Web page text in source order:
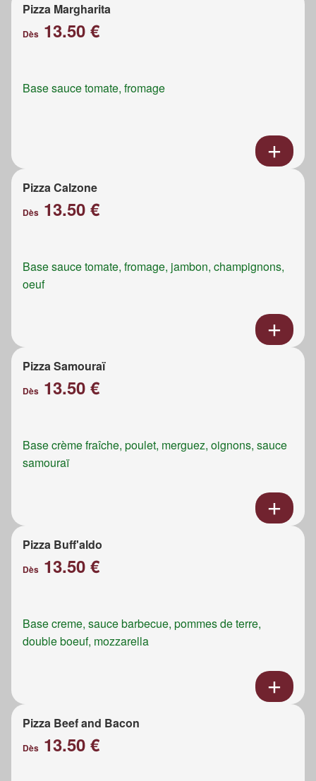
Pizza Margharita
Dès 13.50 €
Base sauce tomate, fromage
Pizza Calzone
Dès 13.50 €
Base sauce tomate, fromage, jambon, champignons,
oeuf
Pizza Samouraï
Dès 13.50 €
Base crème fraîche, poulet, merguez, oignons, sauce
samouraï
Pizza Buff'aldo
Dès 13.50 €
Base creme, sauce barbecue, pommes de terre,
double boeuf, mozzarella
Pizza Beef and Bacon
Dès 13.50 €